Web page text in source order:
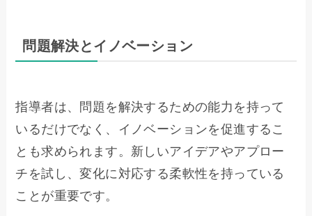
問題解決とイノベーション
指導者は、問題を解決するための能力を持って
いるだけでなく、イノベーションを促進するこ
とも求められます。新しいアイデアやアプロー
チを試し、変化に対応する柔軟性を持っている
ことが重要です。